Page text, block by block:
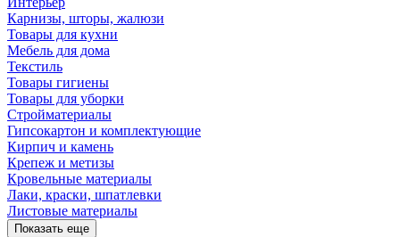
Карнизы, шторы, жалюзи
Товары для кухни
Мебель для дома
Текстиль
Товары гигиены
Товары для уборки
Стройматериалы
Гипсокартон и комплектующие
Кирпич и камень
Крепеж и метизы
Кровельные материалы
Лаки, краски, шпатлевки
Листовые материалы
Показать еще